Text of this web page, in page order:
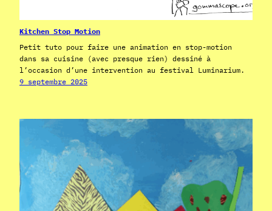
Kitchen Stop Motion
Petit tuto pour faire une animation en stop-motion
dans sa cuisine (avec presque rien) dessiné à
l’occasion d’une intervention au festival Luminarium.
9 septembre 2025